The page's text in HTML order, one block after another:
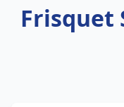
Frisquet